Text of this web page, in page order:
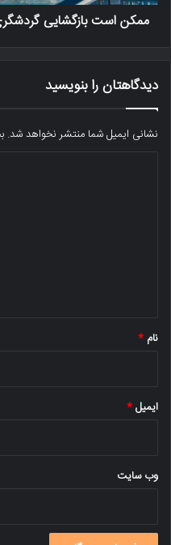
ممکن است بازگشایی گردشگری مجازی از
دیدگاهتان را بنویسید
نشانی ایمیل شما منتشر نخواهد شد.
نام *
ایمیل*
وب‌ سایت